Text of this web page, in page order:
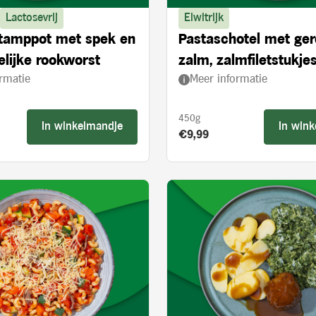
Lactosevrij
met spek en
rookworst
In winkelmandje
Eiwitrijk
Pastaschotel met
zalm,
en spinazie
Meer informatie
450g
Product prijs:
€9,99
In